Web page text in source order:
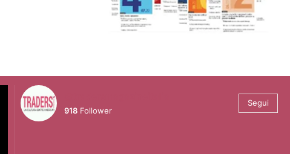
918 Follower
Segui